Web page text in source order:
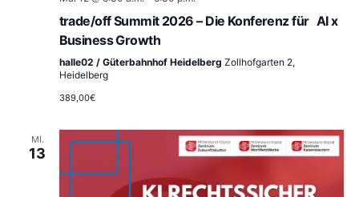
trade/off Summit 2026 – Die Konferenz für AI x
Business Growth
halle02 / Güterbahnhof Heidelberg Zollhofgarten 2,
Heidelberg
389,00€
MI.
13